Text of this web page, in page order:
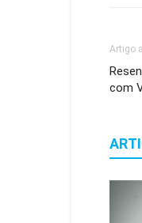
Artigo
com